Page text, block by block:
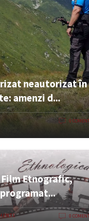
neautorizat în
amenzi d...
0
Etnografic,
0